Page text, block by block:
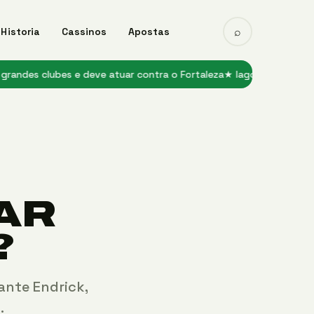
Historia Cassinos Apostas ⌕
e deve atuar contra o Fortaleza★ Iago Borduchi é
Endrick,